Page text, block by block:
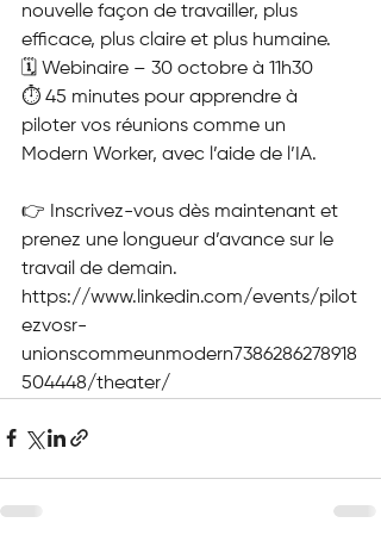
nouvelle façon de travailler, plus
efficace, plus claire et plus humaine.
🗓 Webinaire – 30 octobre à 11h30
⏱ 45 minutes pour apprendre à
piloter vos réunions comme un
Modern Worker, avec l’aide de l’IA.
👉 Inscrivez-vous dès maintenant et
prenez une longueur d’avance sur le
travail de demain.
https://www.linkedin.com/events/pilot
ezvosr-
unionscommeunmodern7386286278918
504448/theater/